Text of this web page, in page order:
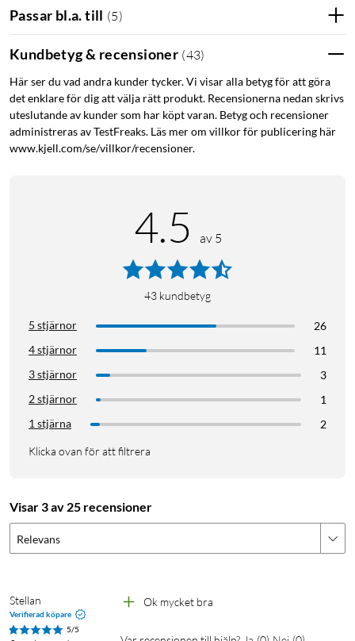
Passar bl.a. till (5)
Kundbetyg & recensioner (43)
Här ser du vad andra kunder tycker. Vi visar alla betyg för att göra
det enklare för dig att välja rätt produkt. Recensionerna nedan skrivs
uteslutande av kunder som har köpt varan. Betyg och recensioner
administreras av TestFreaks. Läs mer om villkor för publicering här
www.kjell.com/se/villkor/recensioner.
4.5 av 5
43 kundbetyg
5 stjärnor
26
4 stjärnor
11
3 stjärnor
3
2 stjärnor
1
1 stjärna
2
Klicka ovan för att filtrera
Visar 3 av 25 recensioner
Relevans
Stellan
Verifierad köpare
5/5
Ok mycket bra